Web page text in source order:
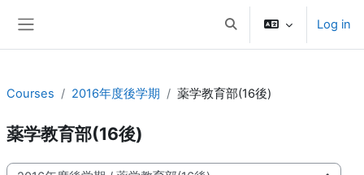
Toggle search inputLog in
Courses 2016年度後学期 薬学教育部(16後)
薬学教育部(16後)